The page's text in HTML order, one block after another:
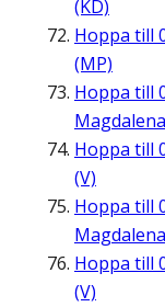
(KD)
Hoppa till
(MP)
Hoppa till
Hoppa till
(V)
Hoppa till
Hoppa till
(V)